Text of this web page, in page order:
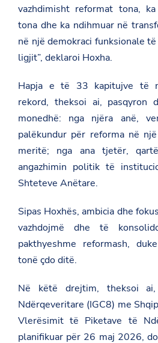
vazhdimisht reformat tona,
tona dhe ka ndihmuar në
në një demokraci funksionale
ligjit”, deklaroi Hoxha.
Hapja e të 33 kapitujve të
rekord, theksoi ai, pasqyron
monedhë: nga njëra anë,
palëkundur për reforma në
meritë; nga ana tjetër,
angazhimin politik të
Shteteve Anëtare.
Sipas Hoxhës, ambicia dhe
vazhdojmë dhe të
pakthyeshme reformash,
tonë çdo ditë.
Në këtë drejtim, theksoi
Ndërqeveritare (IGC8) me
Vlerësimit të Piketave të
planifikuar për 26 maj 2026,